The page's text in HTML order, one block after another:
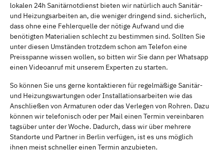
lokalen 24h Sanitärnotdienst bieten wir natürlich auch Sanitär-
und Heizungsarbeiten an, die weniger dringend sind. sicherlich,
dass ohne eine Fehlerquelle der nötige Aufwand und die
benötigten Materialien schlecht zu bestimmen sind. Sollten Sie
unter diesen Umständen trotzdem schon am Telefon eine
Preisspanne wissen wollen, so bitten wir Sie dann per Whatsapp
einen Videoanruf mit unserem Experten zu starten.
So können Sie uns gerne kontaktieren für regelmäßige Sanitär-
und Heizungswartungen oder Installationsarbeiten wie das
Anschließen von Armaturen oder das Verlegen von Rohren. Dazu
können wir telefonisch oder per Mail einen Termin vereinbaren
tagsüber unter der Woche. Dadurch, dass wir über mehrere
Standorte und Partner in Berlin verfügen, ist es uns möglich
ihnen meist schneller einen Termin anzubieten.